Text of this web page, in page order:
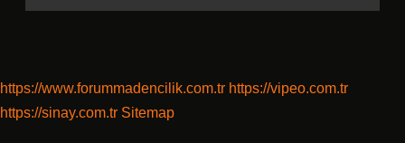
https://www.forummadencilik.com.tr https://vipeo.com.tr
https://sinay.com.tr Sitemap